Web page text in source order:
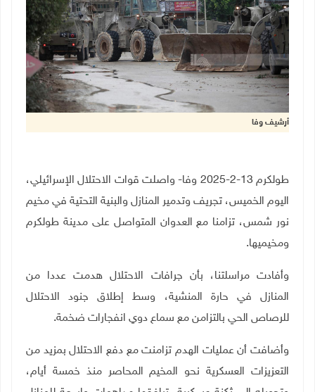
أرشيف وفا
طولكرم 13-2-2025 وفا- واصلت قوات الاحتلال الإسرائيلي،
اليوم الخميس، تجريف وتدمير المنازل والبنية التحتية في مخيم
نور شمس، تزامنا مع العدوان المتواصل على مدينة طولكرم
ومخيميها.
وأفادت مراسلتنا، بأن جرافات الاحتلال هدمت عددا من
المنازل في حارة المنشية، وسط إطلاق جنود الاحتلال
للرصاص الحي بالتزامن مع سماع دوي انفجارات ضخمة.
وأضافت أن عمليات الهدم تزامنت مع دفع الاحتلال بمزيد من
التعزيزات العسكرية نحو المخيم المحاصر منذ خمسة أيام،